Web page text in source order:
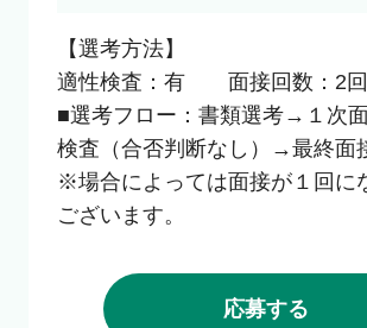
【選考方法】
適性検査：有　　面接回数：2回
■選考フロー：書類選考→１次
検査（合否判断なし）→最終面
※場合によっては面接が１回に
ございます。
応募する